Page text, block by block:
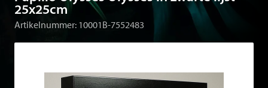
25x25cm
Artikelnummer: 10001B-7552483